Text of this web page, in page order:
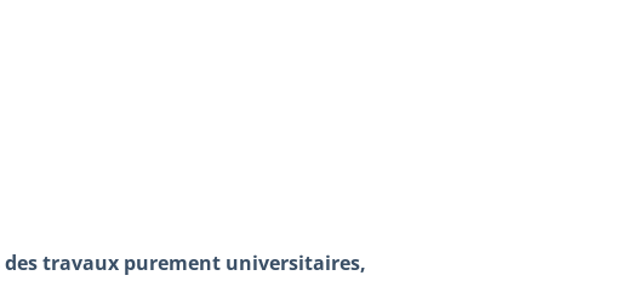
travaux purement universitaires,